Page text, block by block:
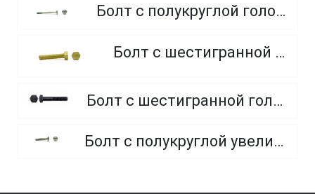
Болт с полукруглой головкой и квадратным подголовником
Болт с шестигранной головкой, из латуни
Болт с шестигранной головкой, неполная резьба, класс прочности 10.9 и 12.9
Болт с полукруглой увеличенной головкой и усом класса точности C (мебельный)